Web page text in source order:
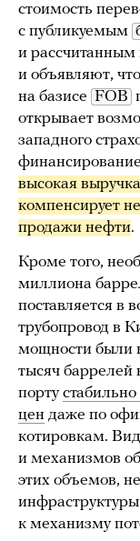
стоимость
с публикуемым
и рассчитанным
и объявляют,
на базисе FOB
открывает
западного
высокая
компенсирует
продажи нефти.
Кроме того,
миллиона
поставляется в
трубопровод в
мощности были
тысяч баррелей
порту
цен даже по
котировкам.
и механизмов
этих объемов,
к механизму